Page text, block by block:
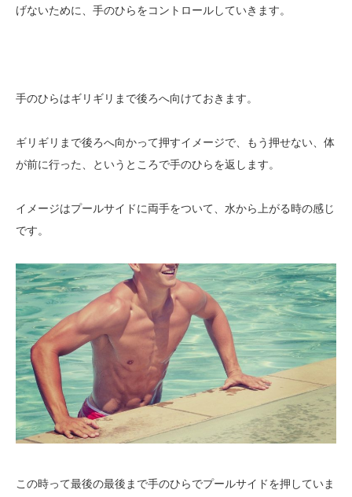
げないために、手のひらをコントロールしていきます。
手のひらはギリギリまで後ろへ向けておきます。
ギリギリまで後ろへ向かって押すイメージで、もう押せない、体
が前に行った、というところで手のひらを返します。
イメージはプールサイドに両手をついて、水から上がる時の感じ
です。
この時って最後の最後まで手のひらでプールサイドを押していま